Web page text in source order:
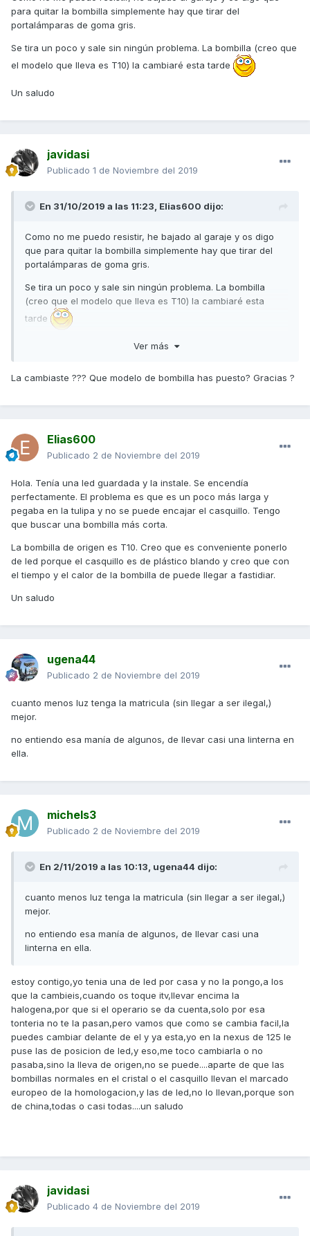
para quitar la bombilla simplemente hay que tirar del
portalámparas de goma gris.
Se tira un poco y sale sin ningún problema. La bombilla (creo que
el modelo que lleva es T10) la cambiaré esta tarde
Un saludo
javidasi
Publicado 1 de Noviembre del 2019
En 31/10/2019 a las 11:23, Elias600 dijo:
Como no me puedo resistir, he bajado al garaje y os digo
que para quitar la bombilla simplemente hay que tirar del
portalámparas de goma gris.
Se tira un poco y sale sin ningún problema. La bombilla
(creo que el modelo que lleva es T10) la cambiaré esta
tarde
Ver más
La cambiaste ??? Que modelo de bombilla has puesto? Gracias ?
Elias600
Publicado 2 de Noviembre del 2019
Hola. Tenía una led guardada y la instale. Se encendía
perfectamente. El problema es que es un poco más larga y
pegaba en la tulipa y no se puede encajar el casquillo. Tengo
que buscar una bombilla más corta.
La bombilla de origen es T10. Creo que es conveniente ponerlo
de led porque el casquillo es de plástico blando y creo que con
el tiempo y el calor de la bombilla de puede llegar a fastidiar.
Un saludo
ugena44
Publicado 2 de Noviembre del 2019
cuanto menos luz tenga la matricula (sin llegar a ser ilegal,)
mejor.
no entiendo esa manía de algunos, de llevar casi una linterna en
ella.
michels3
Publicado 2 de Noviembre del 2019
En 2/11/2019 a las 10:13, ugena44 dijo:
cuanto menos luz tenga la matricula (sin llegar a ser ilegal,)
mejor.
no entiendo esa manía de algunos, de llevar casi una
linterna en ella.
estoy contigo,yo tenia una de led por casa y no la pongo,a los
que la cambieis,cuando os toque itv,llevar encima la
halogena,por que si el operario se da cuenta,solo por esa
tonteria no te la pasan,pero vamos que como se cambia facil,la
puedes cambiar delante de el y ya esta,yo en la nexus de 125 le
puse las de posicion de led,y eso,me toco cambiarla o no
pasaba,sino la lleva de origen,no se puede....aparte de que las
bombillas normales en el cristal o el casquillo llevan el marcado
europeo de la homologacion,y las de led,no lo llevan,porque son
de china,todas o casi todas....un saludo
javidasi
Publicado 4 de Noviembre del 2019